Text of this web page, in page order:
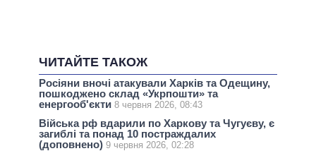
ЧИТАЙТЕ ТАКОЖ
Росіяни вночі атакували Харків та Одещину,
пошкоджено склад «Укрпошти» та
енергооб'єкти 8 червня 2026, 08:43
Війська рф вдарили по Харкову та Чугуєву, є
загиблі та понад 10 постраждалих
(доповнено) 9 червня 2026, 02:28